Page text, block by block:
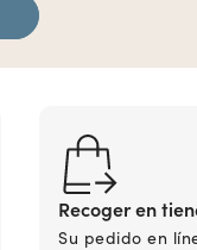
Recoger en
Su pedido en